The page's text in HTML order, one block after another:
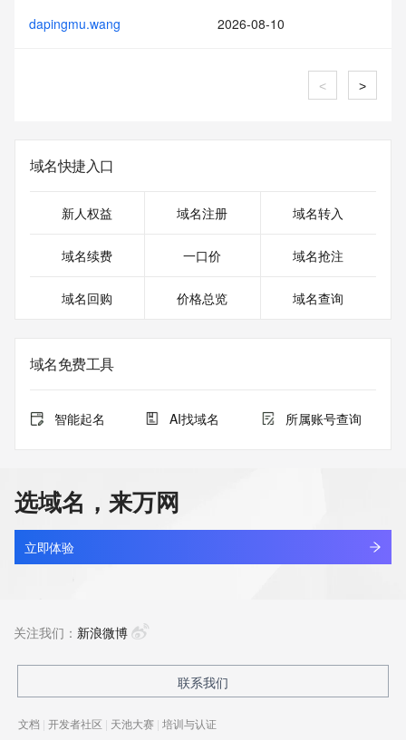
dapingmu.wang 2026-08-10
< >
域名快捷入口
新人权益 域名注册 域名转入
域名续费 一口价 域名抢注
域名回购 价格总览 域名查询
域名免费工具
智能起名 AI找域名 所属账号查询
选域名，来万网
立即体验
关注我们： 新浪微博
联系我们
文档 | 开发者社区 | 天池大赛 | 培训与认证